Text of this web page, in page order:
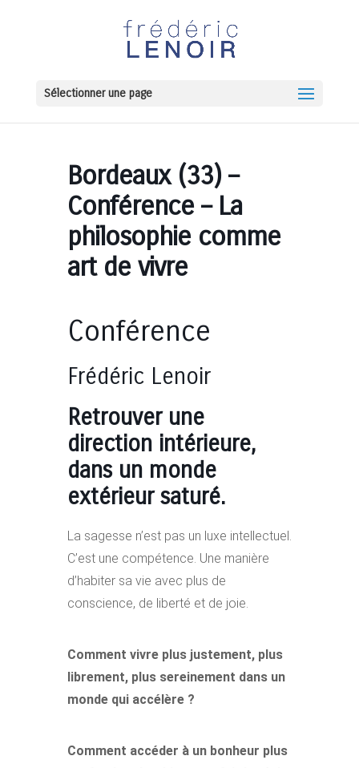
Sélectionner une page
Bordeaux (33) –
Conférence – La
philosophie comme
art de vivre
Conférence
Frédéric Lenoir
Retrouver une
direction intérieure,
dans un monde
extérieur saturé.
La sagesse n’est pas un luxe intellectuel.
C’est une compétence. Une manière
d’habiter sa vie avec plus de
conscience, de liberté et de joie.
Comment vivre plus justement, plus
librement, plus sereinement dans un
monde qui accélère ?
Comment accéder à un bonheur plus